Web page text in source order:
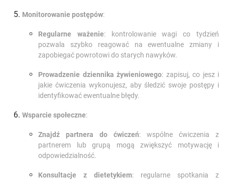
Monitorowanie postępów:
Regularne ważenie: kontrolowanie wagi co tydzień
pozwala szybko reagować na ewentualne zmiany i
zapobiegać powrotowi do starych nawyków.
Prowadzenie dziennika żywieniowego: zapisuj, co jesz i
jakie ćwiczenia wykonujesz, aby śledzić swoje postępy i
identyfikować ewentualne błędy.
Wsparcie społeczne:
Znajdź partnera do ćwiczeń: wspólne ćwiczenia z
partnerem lub grupą mogą zwiększyć motywację i
odpowiedzialność.
Konsultacje z dietetykiem: regularne spotkania z